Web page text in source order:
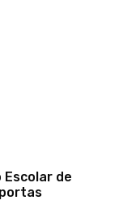
Escolar de